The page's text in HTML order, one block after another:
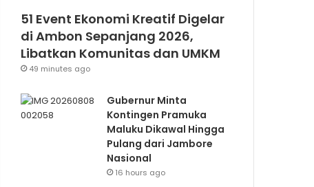
51 Event Ekonomi Kreatif Digelar
di Ambon Sepanjang 2026,
Libatkan Komunitas dan UMKM
49 minutes ago
Gubernur Minta
Kontingen Pramuka
Maluku Dikawal Hingga
Pulang dari Jambore
Nasional
16 hours ago